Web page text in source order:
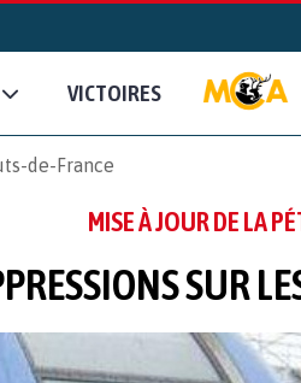
VICTOIRES
de-France
MISE À JOUR DE LA
SUR